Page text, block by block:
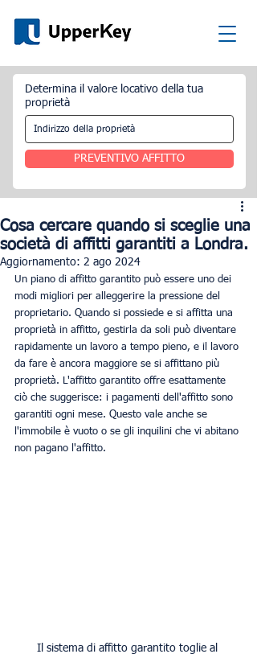
Determina il valore locativo della tua
proprietà
PREVENTIVO AFFITTO
Cosa cercare quando si sceglie una
società di affitti garantiti a Londra.
Aggiornamento: 2 ago 2024
Un piano di affitto garantito può essere uno dei
modi migliori per alleggerire la pressione del
proprietario. Quando si possiede e si affitta una
proprietà in affitto, gestirla da soli può diventare
rapidamente un lavoro a tempo pieno, e il lavoro
da fare è ancora maggiore se si affittano più
proprietà. L'affitto garantito offre esattamente
ciò che suggerisce: i pagamenti dell'affitto sono
garantiti ogni mese. Questo vale anche se
l'immobile è vuoto o se gli inquilini che vi abitano
non pagano l'affitto.
Il sistema di affitto garantito toglie al